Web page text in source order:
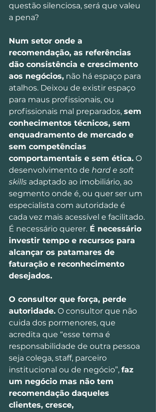
questão silenciosa, será que valeu
a pena?
Num setor onde a
recomendação, as referências
dão consistência e crescimento
aos negócios, não há espaço para
atalhos. Deixou de existir espaço
para maus profissionais, ou
profissionais mal preparados, sem
conhecimentos técnicos, sem
enquadramento de mercado e
sem competências
comportamentais e sem ética. O
desenvolvimento de hard e soft
skills adaptado ao imobiliário, ao
segmento onde é, ou quer ser um
especialista com autoridade é
cada vez mais acessível e facilitado.
É necessário querer. É necessário
investir tempo e recursos para
alcançar os patamares de
faturação e reconhecimento
desejados.
O consultor que força, perde
autoridade. O consultor que não
cuida dos pormenores, que
acredita que “esse tema é
responsabilidade de outra pessoa
seja colega, staff, parceiro
institucional ou de negócio”, faz
um negócio mas não tem
recomendação daqueles
clientes, cresce,